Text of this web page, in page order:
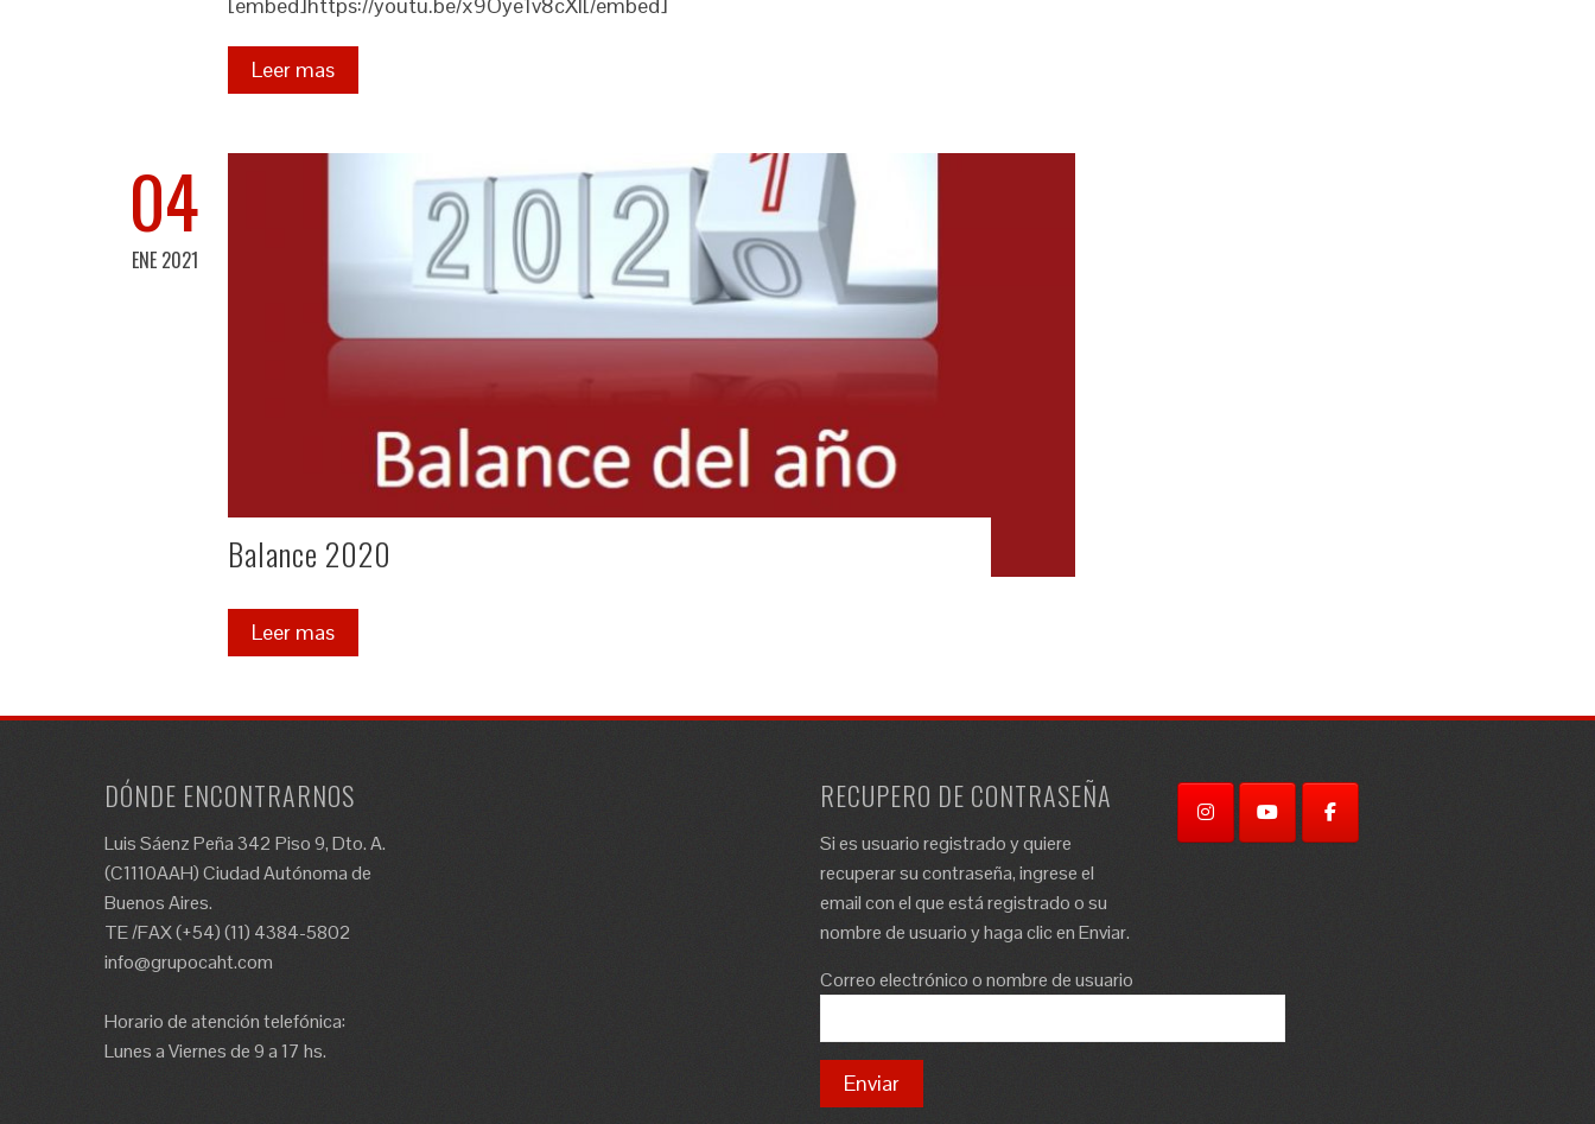
Leer mas
04
ENE 2021
Balance 2020
Leer mas
DÓNDE ENCONTRARNOS
Luis Sáenz Peña 342 Piso 9, Dto. A.
(C1110AAH) Ciudad Autónoma de
Buenos Aires.
TE /FAX (+54) (11) 4384-5802
info@grupocaht.com
Horario de atención telefónica:
Lunes a Viernes de 9 a 17 hs.
RECUPERO DE CONTRASEÑA
Si es usuario registrado y quiere
recuperar su contraseña, ingrese el
email con el que está registrado o su
nombre de usuario y haga clic en Enviar.
Correo electrónico o nombre de usuario